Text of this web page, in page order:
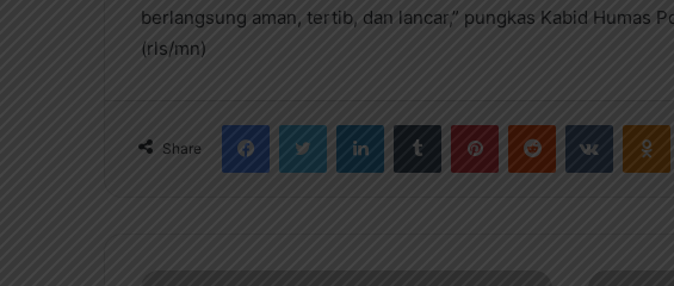
berlangsung aman, tertib, dan lancar,” pungkas Kabid Humas
(rls/mn)
Share